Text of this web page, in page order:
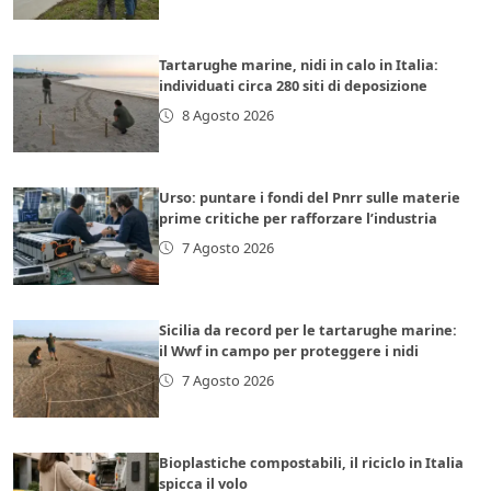
Tartarughe marine, nidi in calo in Italia:
individuati circa 280 siti di deposizione
8 Agosto 2026
Urso: puntare i fondi del Pnrr sulle materie
prime critiche per rafforzare l’industria
7 Agosto 2026
Sicilia da record per le tartarughe marine:
il Wwf in campo per proteggere i nidi
7 Agosto 2026
Bioplastiche compostabili, il riciclo in Italia
spicca il volo